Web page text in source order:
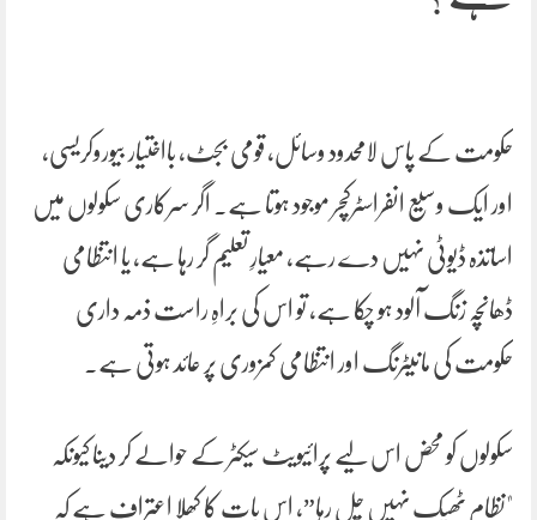
حکومت کے پاس لامحدود وسائل، قومی بجٹ، بااختیار بیوروکریسی،
اور ایک وسیع انفراسٹرکچر موجود ہوتا ہے۔ اگر سرکاری سکولوں میں
اساتذہ ڈیوٹی نہیں دے رہے، معیارِ تعلیم گر رہا ہے، یا انتظامی
ڈھانچہ زنگ آلود ہو چکا ہے، تو اس کی براہِ راست ذمہ داری
حکومت کی مانیٹرنگ اور انتظامی کمزوری پر عائد ہوتی ہے۔
سکولوں کو محض اس لیے پرائیویٹ سیکٹر کے حوالے کر دینا کیونکہ
"نظام ٹھیک نہیں چل رہا”، اس بات کا کھلا اعتراف ہے کہ